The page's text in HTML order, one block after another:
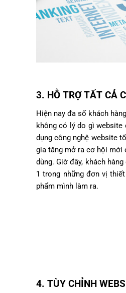
3. HỖ TRỢ TẤT CẢ
Hiện nay đa số khách
không có lý do gì website
dụng công nghệ website
gia tăng mở ra cơ hội mới
dùng. Giờ đây, khách
1 trong những đơn vị
phẩm mình làm ra.
4. TÙY CHỈNH